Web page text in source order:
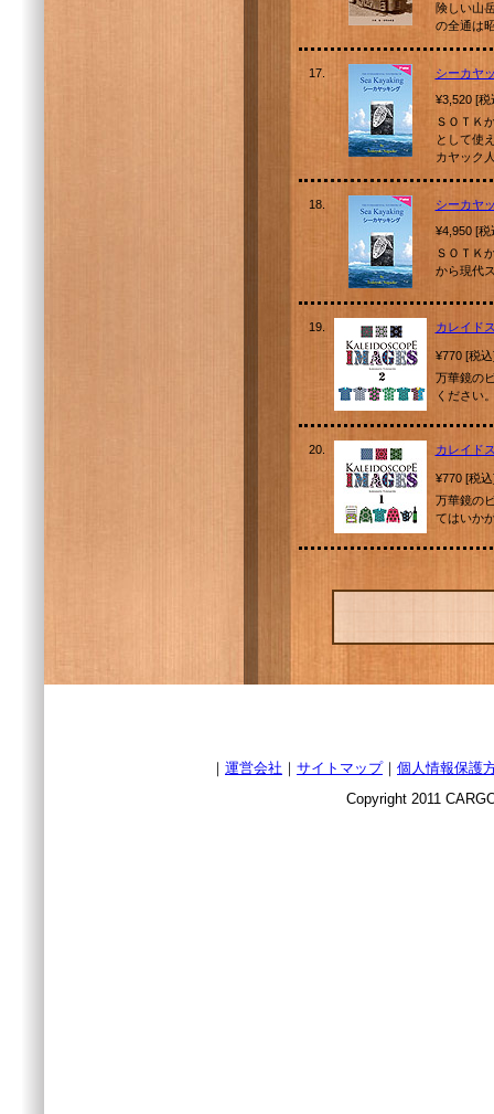
険しい山
の全通は
17.
シーカヤ
¥3,520 [
ＳＯＴＫ
として使
カヤック
18.
シーカヤ
¥4,950 [
ＳＯＴＫ
から現代
19. カレイド
¥770 [税
万華鏡の
ください
20. カレイド
¥770 [税
万華鏡の
てはいか
｜ 運営会社 ｜ サイトマップ｜ 個人情報保護
Copyright 2011